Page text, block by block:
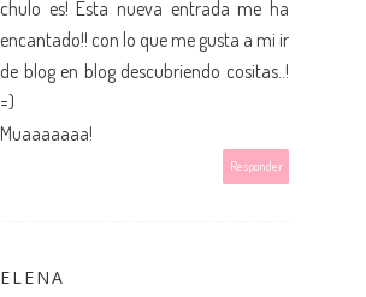
chulo es! Esta nueva entrada me ha
encantado!! con lo que me gusta a mi ir
de blog en blog descubriendo cositas..!
=)
Muaaaaaaa!
Responder
ELENA